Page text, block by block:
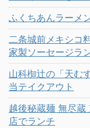
ふくちあんラーメ
二条城前メキシコ
家製ソーセージラ
山科椥辻の「天む
当テイクアウト
越後秘蔵麺 無尽蔵
店でランチ